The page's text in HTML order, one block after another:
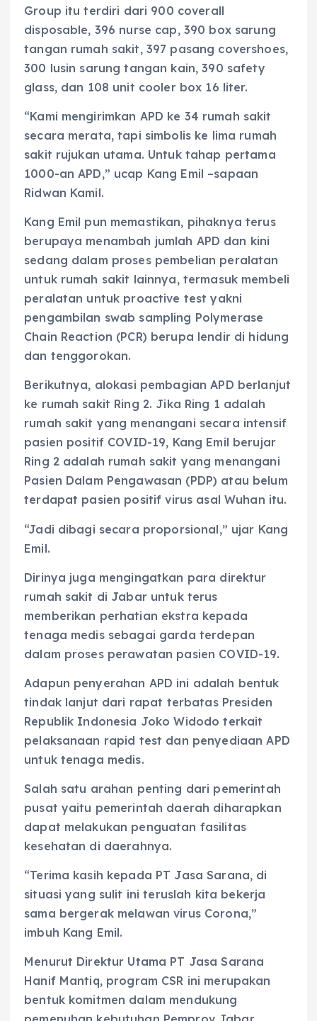
Group itu terdiri dari 900 coverall
disposable, 396 nurse cap, 390 box sarung
tangan rumah sakit, 397 pasang covershoes,
300 lusin sarung tangan kain, 390 safety
glass, dan 108 unit cooler box 16 liter.
“Kami mengirimkan APD ke 34 rumah sakit
secara merata, tapi simbolis ke lima rumah
sakit rujukan utama. Untuk tahap pertama
1000-an APD,” ucap Kang Emil –sapaan
Ridwan Kamil.
Kang Emil pun memastikan, pihaknya terus
berupaya menambah jumlah APD dan kini
sedang dalam proses pembelian peralatan
untuk rumah sakit lainnya, termasuk membeli
peralatan untuk proactive test yakni
pengambilan swab sampling Polymerase
Chain Reaction (PCR) berupa lendir di hidung
dan tenggorokan.
Berikutnya, alokasi pembagian APD berlanjut
ke rumah sakit Ring 2. Jika Ring 1 adalah
rumah sakit yang menangani secara intensif
pasien positif COVID-19, Kang Emil berujar
Ring 2 adalah rumah sakit yang menangani
Pasien Dalam Pengawasan (PDP) atau belum
terdapat pasien positif virus asal Wuhan itu.
“Jadi dibagi secara proporsional,” ujar Kang
Emil.
Dirinya juga mengingatkan para direktur
rumah sakit di Jabar untuk terus
memberikan perhatian ekstra kepada
tenaga medis sebagai garda terdepan
dalam proses perawatan pasien COVID-19.
Adapun penyerahan APD ini adalah bentuk
tindak lanjut dari rapat terbatas Presiden
Republik Indonesia Joko Widodo terkait
pelaksanaan rapid test dan penyediaan APD
untuk tenaga medis.
Salah satu arahan penting dari pemerintah
pusat yaitu pemerintah daerah diharapkan
dapat melakukan penguatan fasilitas
kesehatan di daerahnya.
“Terima kasih kepada PT Jasa Sarana, di
situasi yang sulit ini teruslah kita bekerja
sama bergerak melawan virus Corona,”
imbuh Kang Emil.
Menurut Direktur Utama PT Jasa Sarana
Hanif Mantiq, program CSR ini merupakan
bentuk komitmen dalam mendukung